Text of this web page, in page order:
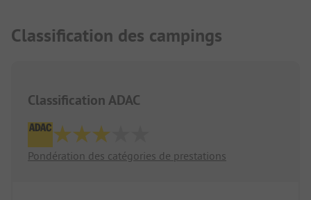
Classification des campings
Classification ADAC
Pondération des catégories de prestations